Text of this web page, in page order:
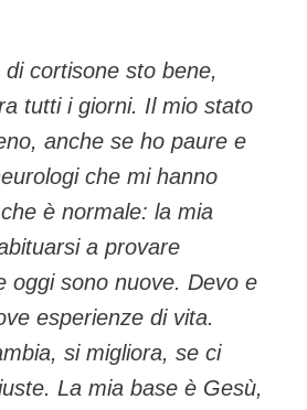
cortisone sto bene,
tutti i giorni. Il mio stato
anche se ho paure e
che mi hanno
è normale: la mia
a provare
oggi sono nuove. Devo e
esperienze di vita.
si migliora, se ci
La mia base è Gesù,